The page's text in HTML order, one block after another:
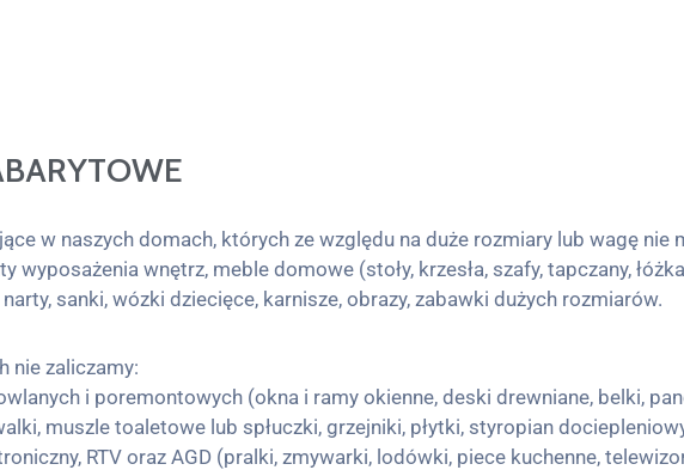
w naszych domach, których ze względu na duże rozmiary lub wagę
wyposażenia wnętrz, meble domowe (stoły, krzesła, szafy, tapczany,
sanki, wózki dziecięce, karnisze, obrazy, zabawki dużych rozmiarów.
nie zaliczamy:
i poremontowych (okna i ramy okienne, deski drewniane, belki,
muszle toaletowe lub spłuczki, grzejniki, płytki, styropian
RTV oraz AGD (pralki, zmywarki, lodówki, piece kuchenne,